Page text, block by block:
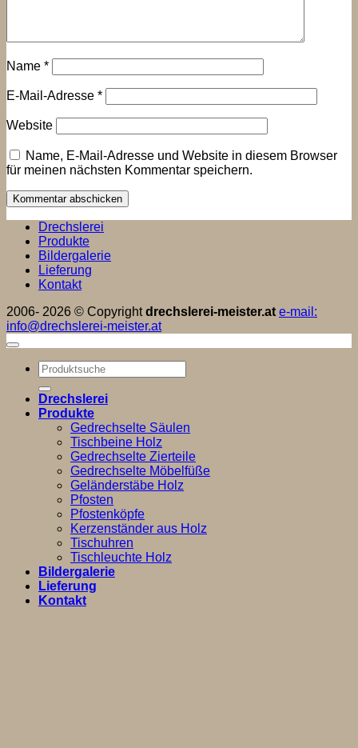
Name *
E-Mail-Adresse *
Website
Name, E-Mail-Adresse und Website in diesem Browser
für meinen nächsten Kommentar speichern.
Drechslerei
Produkte
Bildergalerie
Lieferung
Kontakt
2006- 2026 © Copyrightdrechslerei-meister.at e-mail:
info@drechslerei-meister.at
Suchen
nach:
Drechslerei
Produkte
Gedrechselte Säulen
Tischbeine Holz
Gedrechselte Zierteile
Gedrechselte Möbelfüße
Geländerstäbe Holz
Pfosten
Pfostenköpfe
Kerzenständer aus Holz
Tischuhren
Tischleuchte Holz
Bildergalerie
Lieferung
Kontakt